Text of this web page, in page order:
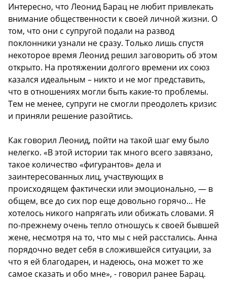
Интересно, что Леонид Барац не любит привлекать
внимание общественности к своей личной жизни. О
том, что они с супругой подали на развод
поклонники узнали не сразу. Только лишь спустя
некоторое время Леонид решил заговорить об этом
открыто. На протяжении долгого времени их союз
казался идеальным – никто и не мог представить,
что в отношениях могли быть какие-то проблемы.
Тем не менее, супруги не смогли преодолеть кризис
и приняли решение разойтись.
Как говорил Леонид, пойти на такой шаг ему было
нелегко. «В этой истории так много всего завязано,
такое количество «фигурантов» дела и
заинтересованных лиц, участвующих в
происходящем фактически или эмоционально, — в
общем, все до сих пор еще довольно горячо… Не
хотелось никого напрягать или обижать словами. Я
по-прежнему очень тепло отношусь к своей бывшей
жене, несмотря на то, что мы с ней расстались. Анна
порядочно ведет себя в сложившейся ситуации, за
что я ей благодарен, и надеюсь, она может то же
самое сказать и обо мне», - говорил ранее Барац.